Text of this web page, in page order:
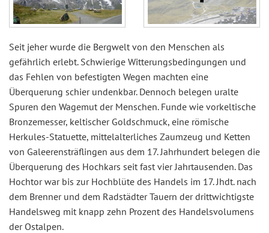
Seit jeher wurde die Bergwelt von den Menschen als
gefährlich erlebt. Schwierige Witterungsbedingungen und
das Fehlen von befestigten Wegen machten eine
Überquerung schier undenkbar. Dennoch belegen uralte
Spuren den Wagemut der Menschen. Funde wie vorkeltische
Bronzemesser, keltischer Goldschmuck, eine römische
Herkules-Statuette, mittelalterliches Zaumzeug und Ketten
von Galeerensträflingen aus dem 17. Jahrhundert belegen die
Überquerung des Hochkars seit fast vier Jahrtausenden. Das
Hochtor war bis zur Hochblüte des Handels im 17. Jhdt. nach
dem Brenner und dem Radstädter Tauern der drittwichtigste
Handelsweg mit knapp zehn Prozent des Handelsvolumens
der Ostalpen.